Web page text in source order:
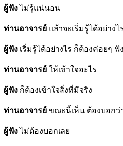
ผู้ฟังไม่รู้แน่นอน
ท่านอาจารย์ แล้วจะเริ่มรู้ได้อย่างไร
ผู้ฟัง เริ่มรู้ได้อย่างไร ก็ต้องค่อยๆ ฟั
ท่านอาจารย์ ให้เข้าใจอะไร
ผู้ฟัง ก็ต้องเข้าใจสิ่งที่มีจริง
ท่านอาจารย์ ขณะนี้เห็น ต้องบอกว่
ผู้ฟังไม่ต้องบอกเลย